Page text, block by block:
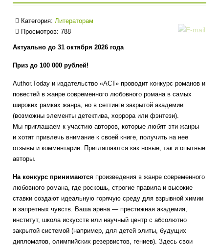
Категория:Литераторам
Просмотров: 788
Актуально до 31 октября 2026 года
Приз до 100 000 рублей!
Author.Today и издательство «АСТ» проводит конкурс романов и
повестей в жанре современного любовного романа в самых
широких рамках жанра, но в сеттинге закрытой академии
(возможны элементы детектива, хоррора или фэнтези).
Мы приглашаем к участию авторов, которые любят эти жанры
и хотят привлечь внимание к своей книге, получить на нее
отзывы и комментарии. Приглашаются как новые, так и опытные
авторы.
На конкурс принимаются произведения в жанре современного
любовного романа, где роскошь, строгие правила и высокие
ставки создают идеальную горячую среду для взрывной химии
и запретных чувств. Ваша арена — престижная академия,
институт, школа искусств или научный центр с абсолютно
закрытой системой (например, для детей элиты, будущих
дипломатов, олимпийских резервистов, гениев). Здесь свои